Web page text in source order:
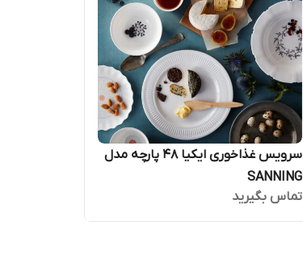
سرویس غذاخوری ایکیا 48 پارچه مدل
SANNING
تماس بگیرید